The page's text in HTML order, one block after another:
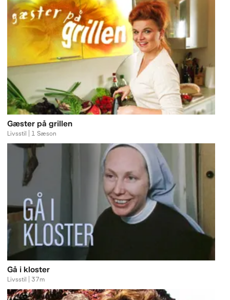
Gæster på grillen
Livsstil | 1 Sæson
Gå i kloster
Livsstil | 37m